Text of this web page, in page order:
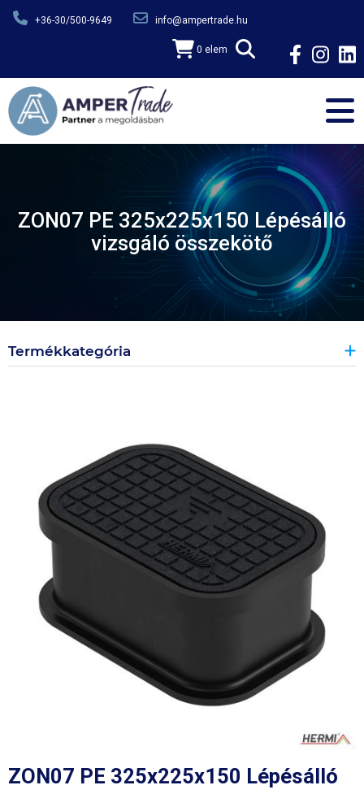
Ugrás a tartalomra
+36-30/500-9649 info@ampertrade.hu
0 elem
ZON07 PE 325x225x150 Lépésálló
vizsgáló összekötő
Termékkategória
ZON07 PE 325x225x150 Lépésálló